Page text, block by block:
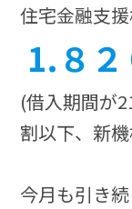
住宅金融支
1.８
(借入期間が
割以下、新
今月も引き